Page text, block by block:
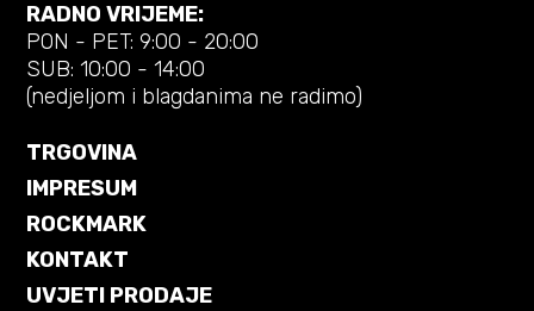
RADNO VRIJEME:
PON - PET: 9:00 - 20:00
SUB: 10:00 - 14:00
(nedjeljom i blagdanima ne radimo)
TRGOVINA
IMPRESUM
ROCKMARK
KONTAKT
UVJETI PRODAJE